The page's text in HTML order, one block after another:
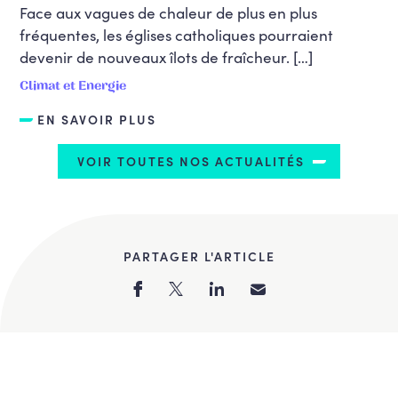
Face aux vagues de chaleur de plus en plus
fréquentes, les églises catholiques pourraient
devenir de nouveaux îlots de fraîcheur. […]
Climat et Energie
EN SAVOIR PLUS
VOIR TOUTES NOS ACTUALITÉS
PARTAGER L'ARTICLE